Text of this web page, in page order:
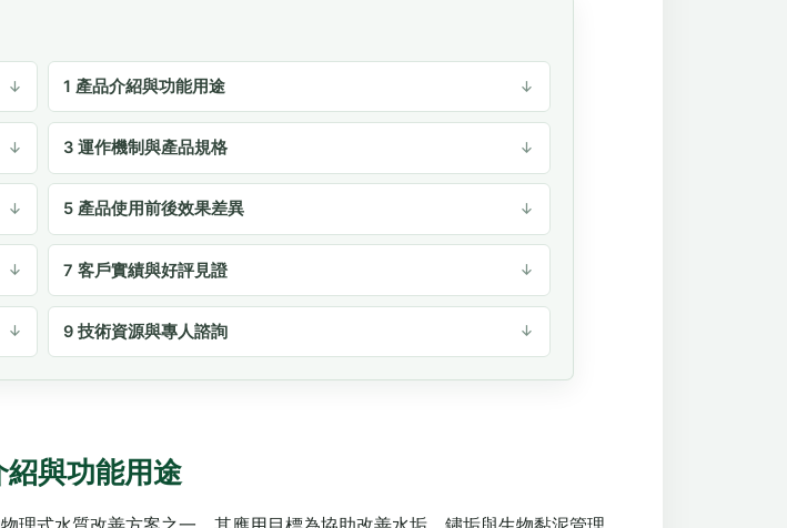
1 產品介紹與功能用途
3 運作機制與產品規格
5 產品使用前後效果差異
7 客戶實績與好評見證
9 技術資源與專人諮詢
紹與功能用途